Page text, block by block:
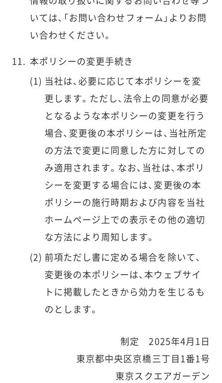
いては、「お問い合わせフォーム」よりお問
い合わせください。
本ポリシーの変更手続き
当社は、必要に応じて本ポリシーを変
更します。ただし、法令上の同意が必要
となるような本ポリシーの変更を行う
場合、変更後の本ポリシーは、当社所定
の方法で変更に同意した方に対しての
み適用されます。なお、当社は、本ポリ
シーを変更する場合には、変更後の本
ポリシーの施行時期および内容を当社
ホームページ上での表示その他の適切
な方法により周知します。
前項ただし書に定める場合を除いて、
変更後の本ポリシーは、本ウェブサイ
トに掲載したときから効力を生じるも
のとします。
制定 2025年4月1日
東京都中央区京橋三丁目1番1号
東京スクエアガーデン